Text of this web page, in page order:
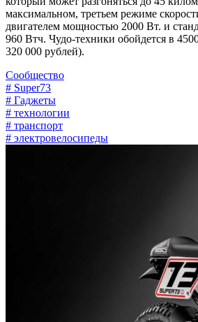
максимальном, третьем режиме
двигателем мощностью 2000 Вт. и
960 Втч. Чудо-техники обойдется в
320 000 рублей).
Сообщество
# Super73
# Гаджеты
# технологии
# транспорт
# электровелосипеды